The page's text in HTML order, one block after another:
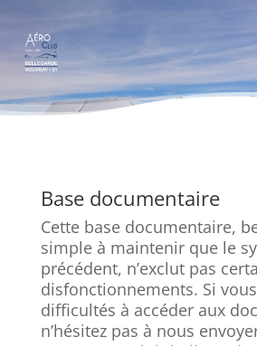
Base documentaire
Cette base documentaire,
simple à maintenir que le
précédent, n’exclut pas
disfonctionnements. Si
difficultés à accéder aux
n’hésitez pas à nous